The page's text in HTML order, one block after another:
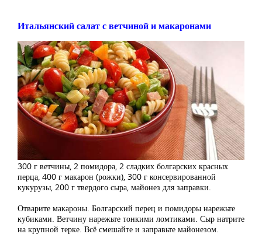
Итальянский салат с ветчиной и макаронами
300 г ветчины, 2 помидора, 2 сладких болгарских красных
перца, 400 г макарон (рожки), 300 г консервированной
кукурузы, 200 г твердого сыра, майонез для заправки.
Отварите макароны. Болгарский перец и помидоры нарежьте
кубиками. Ветчину нарежьте тонкими ломтиками. Сыр натрите
на крупной терке. Всё смешайте и заправьте майонезом.